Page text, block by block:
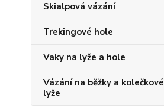
Skialpová vázání
Trekingové hole
Vaky na lyže a hole
Vázání na běžky a kolečkové
lyže